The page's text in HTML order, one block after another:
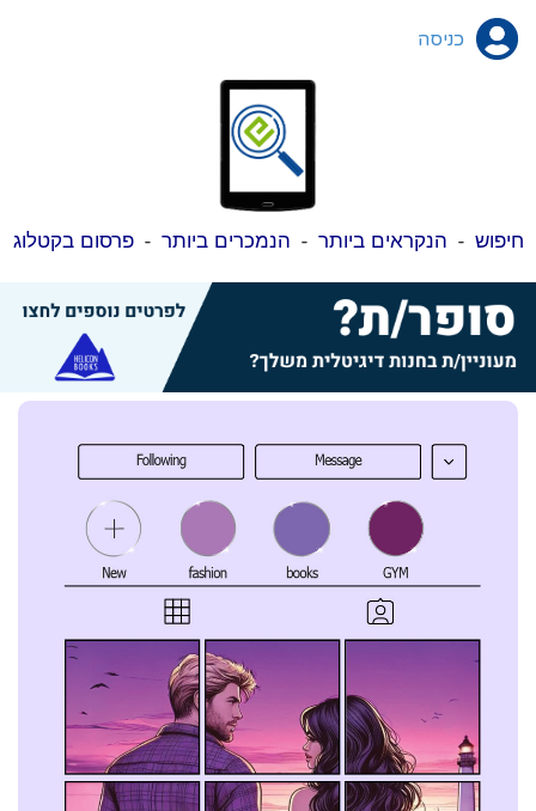
כניסה
חיפוש - הנקראים ביותר - הנמכרים ביותר -פרסום בקטלוג